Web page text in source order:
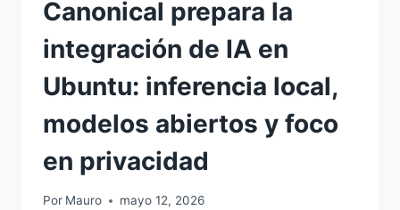
Canonical prepara la
integración de IA en
Ubuntu: inferencia local,
modelos abiertos y foco
en privacidad
Por Mauro mayo 12, 2026